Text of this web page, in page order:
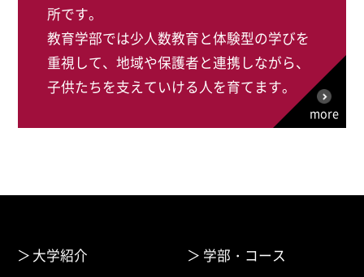
所です。
教育学部では少人数教育と体験型の学びを
重視して、地域や保護者と連携しながら、
子供たちを支えていける人を育てます。
more
大学紹介
学部・コース